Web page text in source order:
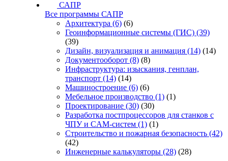
САПР
Все программы САПР
Архитектура (6) (6)
Геоинформационные системы (ГИС) (39)
(39)
Дизайн, визуализация и анимация (14) (14)
Документооборот (8) (8)
Инфраструктура: изыскания, генплан,
транспорт (14) (14)
Машиностроение (6) (6)
Мебельное производство (1) (1)
Проектирование (30) (30)
Разработка постпроцессоров для станков с
ЧПУ и CAM-систем (1) (1)
Строительство и пожарная безопасность (42)
(42)
Инженерные калькуляторы (28) (28)